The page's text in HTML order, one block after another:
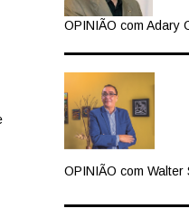
OPINIÃO com Adary
OPINIÃO com Walter